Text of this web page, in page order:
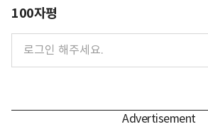
100자평